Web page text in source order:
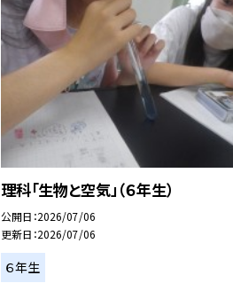
理科「生物と空気」（６年生）
公開日 2026/07/06
更新日 2026/07/06
６年生